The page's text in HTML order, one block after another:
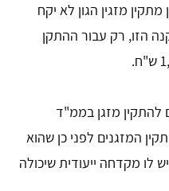
מזגין הגון לא יקח
הזו, רק עבור ההתקן
מזגן בממ"ד
המזגנים לפני כן שהוא
לו מקדחה ייעודית שיכולה